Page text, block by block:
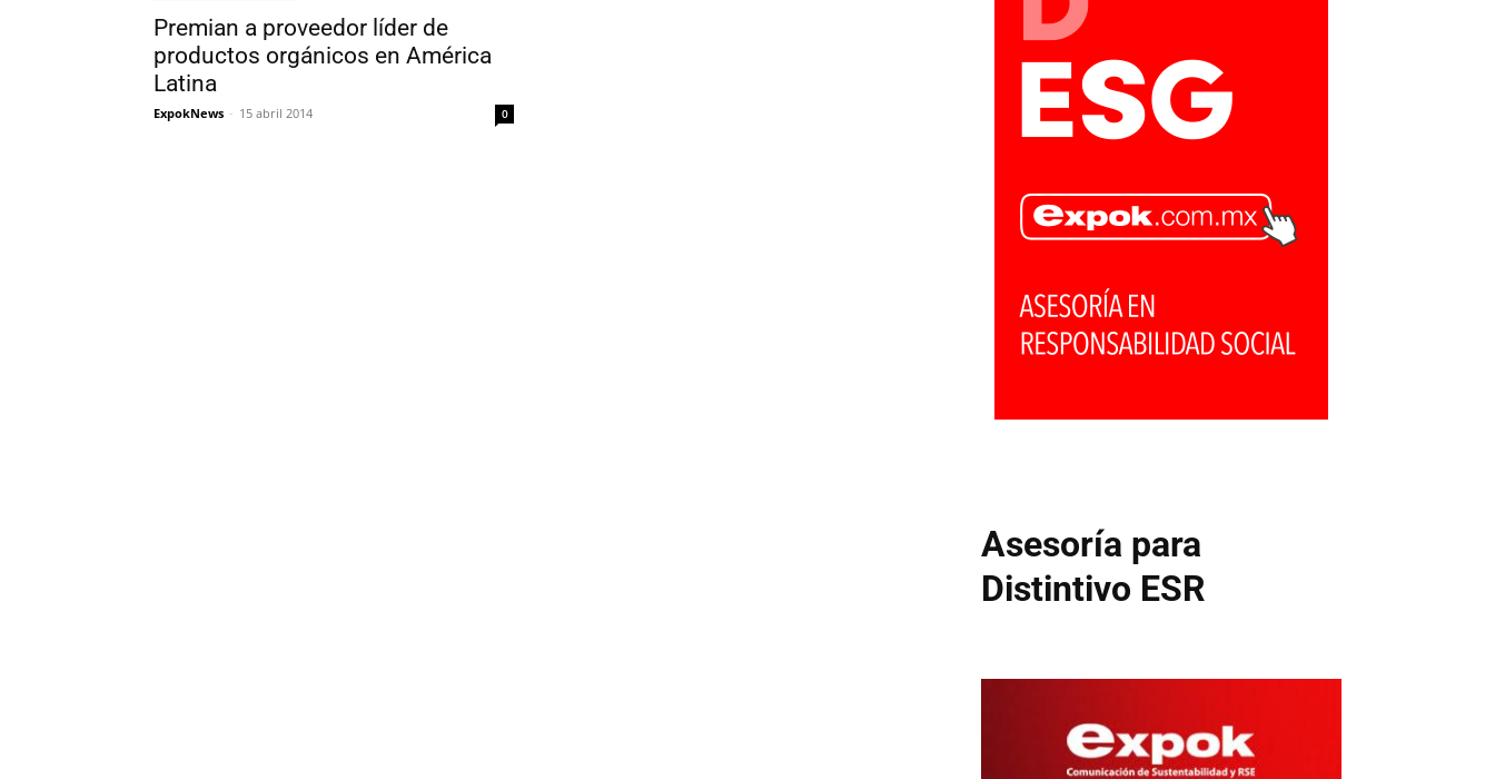
Premian a proveedor líder de
productos orgánicos en América
Latina
ExpokNews - 15 abril 2014 0
Asesoría para
Distintivo ESR